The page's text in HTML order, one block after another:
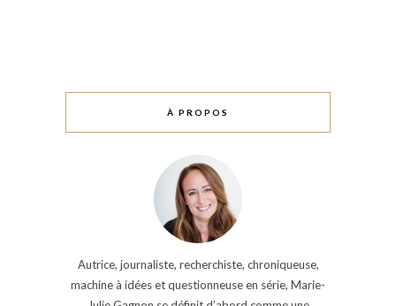
À PROPOS
Autrice, journaliste, recherchiste, chroniqueuse,
machine à idées et questionneuse en série, Marie-